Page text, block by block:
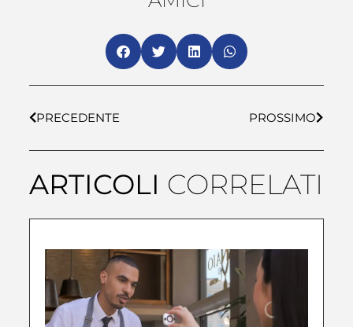
PRECEDENTE PROSSIMO
ARTICOLI CORRELATI